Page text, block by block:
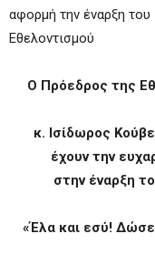
αφορμή την έναρξη
Εθελοντισμού
Ο Πρόεδρος της
κ. Ισίδωρος
έχουν την
στην έναρξη
«Έλα και εσύ!